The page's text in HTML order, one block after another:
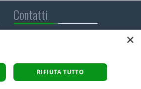
Contatti
P.IVA: 01564890125
C.F. 91002590122
info@melo.it
×
RIFIUTA TUTTO